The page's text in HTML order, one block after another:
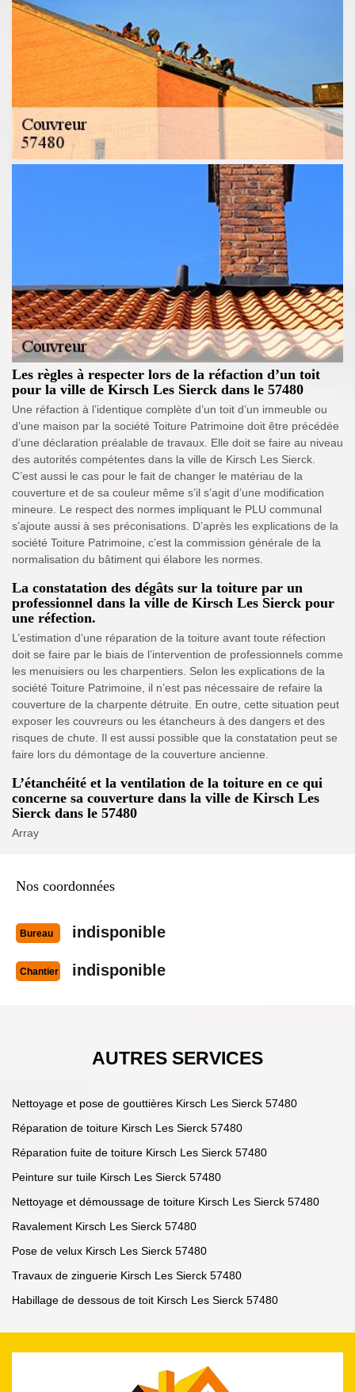
Les règles à respecter lors de la réfaction d’un toit
pour la ville de Kirsch Les Sierck dans le 57480
Une réfaction à l’identique complète d’un toit d’un immeuble ou
d’une maison par la société Toiture Patrimoine doit être précédée
d’une déclaration préalable de travaux. Elle doit se faire au niveau
des autorités compétentes dans la ville de Kirsch Les Sierck.
C’est aussi le cas pour le fait de changer le matériau de la
couverture et de sa couleur même s’il s’agit d’une modification
mineure. Le respect des normes impliquant le PLU communal
s’ajoute aussi à ses préconisations. D’après les explications de la
société Toiture Patrimoine, c’est la commission générale de la
normalisation du bâtiment qui élabore les normes.
La constatation des dégâts sur la toiture par un
professionnel dans la ville de Kirsch Les Sierck pour
une réfection.
L’estimation d’une réparation de la toiture avant toute réfection
doit se faire par le biais de l’intervention de professionnels comme
les menuisiers ou les charpentiers. Selon les explications de la
société Toiture Patrimoine, il n’est pas nécessaire de refaire la
couverture de la charpente détruite. En outre, cette situation peut
exposer les couvreurs ou les étancheurs à des dangers et des
risques de chute. Il est aussi possible que la constatation peut se
faire lors du démontage de la couverture ancienne.
L’étanchéité et la ventilation de la toiture en ce qui
concerne sa couverture dans la ville de Kirsch Les
Sierck dans le 57480
Array
Nos coordonnées
Bureau indisponible
Chantier indisponible
AUTRES SERVICES
Nettoyage et pose de gouttières Kirsch Les Sierck 57480
Réparation de toiture Kirsch Les Sierck 57480
Réparation fuite de toiture Kirsch Les Sierck 57480
Peinture sur tuile Kirsch Les Sierck 57480
Nettoyage et démoussage de toiture Kirsch Les Sierck 57480
Ravalement Kirsch Les Sierck 57480
Pose de velux Kirsch Les Sierck 57480
Travaux de zinguerie Kirsch Les Sierck 57480
Habillage de dessous de toit Kirsch Les Sierck 57480